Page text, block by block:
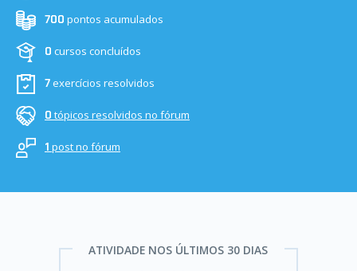
700 pontos acumulados
0 cursos concluídos
7exercícios resolvidos
0 tópicos resolvidos no fórum
1 post no fórum
ATIVIDADE NOS ÚLTIMOS 30 DIAS